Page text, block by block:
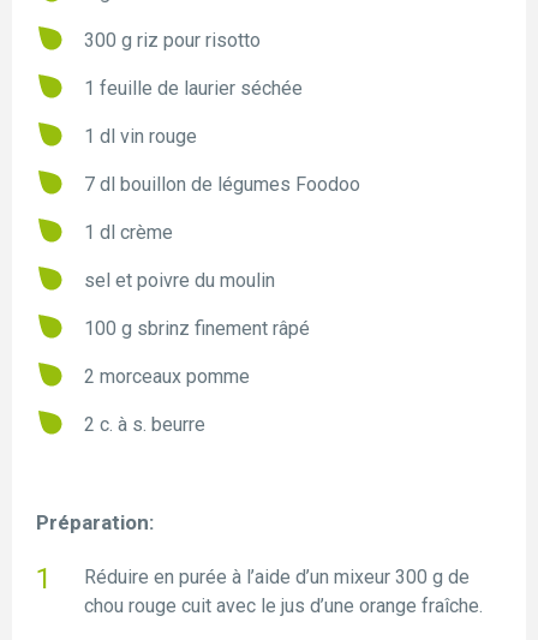
300 g riz pour risotto
1 feuille de laurier séchée
1 dl vin rouge
7 dl bouillon de légumes Foodoo
1 dl crème
sel et poivre du moulin
100 g sbrinz finement râpé
2 morceaux pomme
2 c. à s. beurre
Préparation:
Réduire en purée à l’aide d’un mixeur 300 g de
chou rouge cuit avec le jus d’une orange fraîche.